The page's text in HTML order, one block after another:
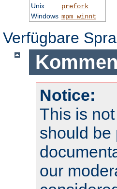
Unix
prefork
Windows mpm_winnt
Verfügbare
Notice:
This is
should be
our